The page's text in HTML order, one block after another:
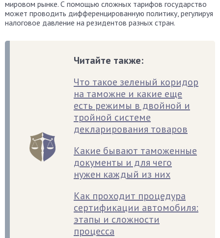
мировом рынке. С помощью сложных тарифов государство
может проводить дифференцированную политику, регулируя
налоговое давление на резидентов разных стран.
Читайте также:
Что такое зеленый коридор
на таможне и какие еще
есть режимы в двойной и
тройной системе
декларирования товаров
Какие бывают таможенные
документы и для чего
нужен каждый из них
Как проходит процедура
сертификации автомобиля:
этапы и сложности
процесса